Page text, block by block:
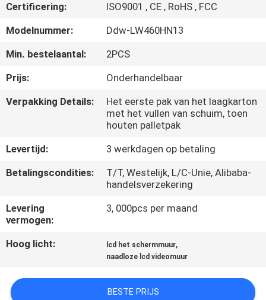
KWALITEITSCONTROLE
CONTACTEER
ONS
VERZOEK
OM
CITAAT
CASE
CENTER
Certificering:
ISO9001 , CE , RoHS , FCC
Modelnummer:
Ddw-LW460HN13
Min. bestelaantal:
2PCS
Prijs:
Onderhandelbaar
Verpakking Details:
Het eerste pak van het laagkarton
met het vullen van schuim, toen
houten palletpak
Levertijd:
3 werkdagen op betaling
Betalingscondities:
T/T, Westelijk, L/C-Unie, Alibaba-
handelsverzekering
Levering
vermogen:
3, 000pcs per maand
Hoog licht: lcd het schermmuur,
naadloze lcd videomuur
BESTE PRIJS